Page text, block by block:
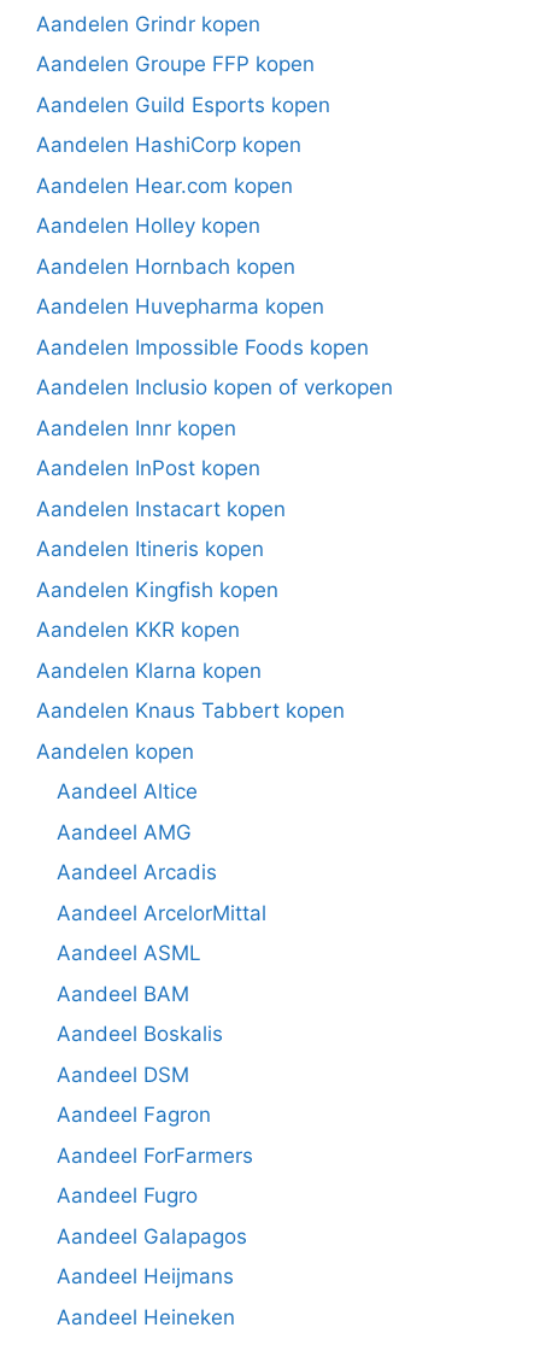
Aandelen Grindr kopen
Aandelen Groupe FFP kopen
Aandelen Guild Esports kopen
Aandelen HashiCorp kopen
Aandelen Hear.com kopen
Aandelen Holley kopen
Aandelen Hornbach kopen
Aandelen Huvepharma kopen
Aandelen Impossible Foods kopen
Aandelen Inclusio kopen of verkopen
Aandelen Innr kopen
Aandelen InPost kopen
Aandelen Instacart kopen
Aandelen Itineris kopen
Aandelen Kingfish kopen
Aandelen KKR kopen
Aandelen Klarna kopen
Aandelen Knaus Tabbert kopen
Aandelen kopen
Aandeel Altice
Aandeel AMG
Aandeel Arcadis
Aandeel ArcelorMittal
Aandeel ASML
Aandeel BAM
Aandeel Boskalis
Aandeel DSM
Aandeel Fagron
Aandeel ForFarmers
Aandeel Fugro
Aandeel Galapagos
Aandeel Heijmans
Aandeel Heineken